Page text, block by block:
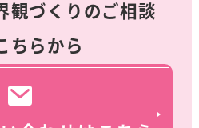
観づくりのご相談
ちらから